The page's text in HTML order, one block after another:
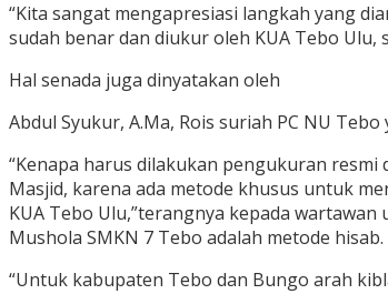
“Kita sangat mengapresiasi langkah yang
sudah benar dan diukur oleh KUA Tebo
Hal senada juga dinyatakan oleh
Abdul Syukur, A.Ma, Rois suriah PC NU
“Kenapa harus dilakukan pengukuran
Masjid, karena ada metode khusus untuk
KUA Tebo Ulu,”terangnya kepada
Mushola SMKN 7 Tebo adalah metode hisab.
“Untuk kabupaten Tebo dan Bungo arah